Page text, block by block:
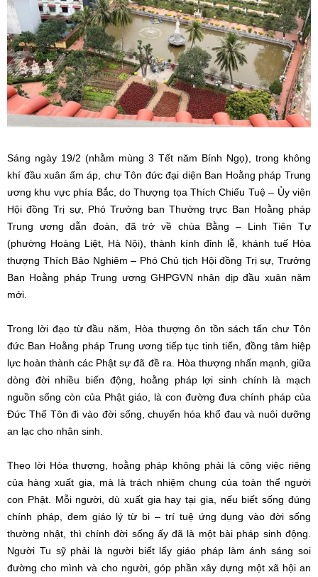
Sáng ngày 19/2 (nhằm mùng 3 Tết năm Bính Ngọ), trong không
khí đầu xuân ấm áp, chư Tôn đức đại diện Ban Hoằng pháp Trung
ương khu vực phía Bắc, do Thượng tọa Thích Chiếu Tuệ – Ủy viên
Hội đồng Trị sự, Phó Trưởng ban Thường trực Ban Hoằng pháp
Trung ương dẫn đoàn, đã trở về chùa Bằng – Linh Tiên Tự
(phường Hoàng Liệt, Hà Nội), thành kính đỉnh lễ, khánh tuế Hòa
thượng Thích Bảo Nghiêm – Phó Chủ tịch Hội đồng Trị sự, Trưởng
Ban Hoằng pháp Trung ương GHPGVN nhân dịp đầu xuân năm
mới.
Trong lời đạo từ đầu năm, Hòa thượng ôn tồn sách tấn chư Tôn
đức Ban Hoằng pháp Trung ương tiếp tục tinh tiến, đồng tâm hiệp
lực hoàn thành các Phật sự đã đề ra. Hòa thượng nhấn mạnh, giữa
dòng đời nhiều biến động, hoằng pháp lợi sinh chính là mạch
nguồn sống còn của Phật giáo, là con đường đưa chính pháp của
Đức Thế Tôn đi vào đời sống, chuyển hóa khổ đau và nuôi dưỡng
an lạc cho nhân sinh.
Theo lời Hòa thượng, hoằng pháp không phải là công việc riêng
của hàng xuất gia, mà là trách nhiệm chung của toàn thể người
con Phật. Mỗi người, dù xuất gia hay tại gia, nếu biết sống đúng
chính pháp, đem giáo lý từ bi – trí tuệ ứng dụng vào đời sống
thường nhật, thì chính đời sống ấy đã là một bài pháp sinh động.
Người Tu sỹ phải là người biết lấy giáo pháp làm ánh sáng soi
đường cho mình và cho người, góp phần xây dựng một xã hội an